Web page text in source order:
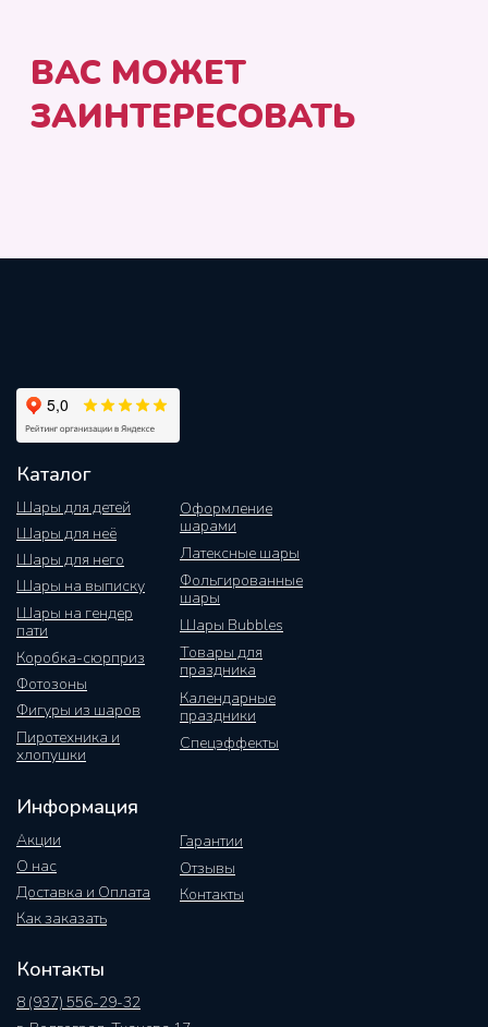
Каталог
Шары для детей
Шары для неё
Шары на выписку
Шары на гендер
пати
Коробка-сюрприз
Фотозоны
Оформление
шарами
Фигуры из шаров
Латексные шары
Фольгированные
шары
Шары Bubbles
Шары для него
Товары для
праздника
Календарные
праздники
Пиротехника и
хлопушки
Спецэффекты
Информация
Акции
О нас
Как заказать
Гарантии
Отзывы
Контакты
Доставка и Оплата
Контакты
8 (937) 556-29-32